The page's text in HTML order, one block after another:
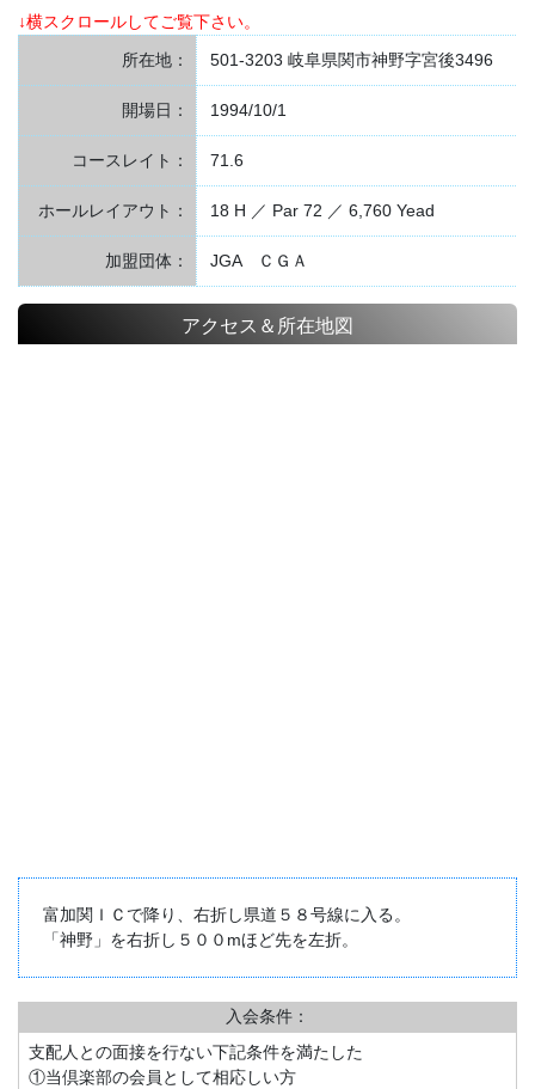
↓横スクロールしてご覧下さい。
所在地：
501-3203 岐阜県関市神野字宮後3496
開場日： 1994/10/1
コースレイト： 71.6
ホールレイアウト： 18 H ／ Par 72 ／ 6,760 Yead
加盟団体： JGA ＣＧＡ
アクセス＆所在地図
富加関ＩＣで降り、右折し県道５８号線に入る。
「神野」を右折し５００mほど先を左折。
入会条件：
支配人との面接を行ない下記条件を満たした
①当倶楽部の会員として相応しい方